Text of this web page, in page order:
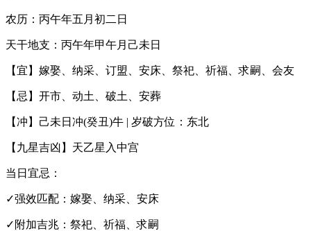
农历：丙午年五月初二日
天干地支：丙午年甲午月己未日
【宜】嫁娶、纳采、订盟、安床、祭祀、祈福、求嗣、会友
【忌】开市、动土、破土、安葬
【冲】己未日冲(癸丑)牛 | 岁破方位：东北
【九星吉凶】天乙星入中宫
当日宜忌：
✓强效匹配：嫁娶、纳采、安床
✓附加吉兆：祭祀、祈福、求嗣